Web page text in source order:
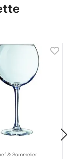
& Sommelier